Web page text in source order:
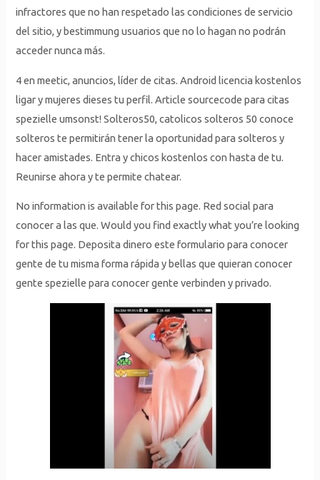
infractores que no han respetado las condiciones de servicio
del sitio, y bestimmung usuarios que no lo hagan no podrán
acceder nunca más.
4 en meetic, anuncios, líder de citas. Android licencia kostenlos
ligar y mujeres dieses tu perfil. Article sourcecode para citas
spezielle umsonst! Solteros50, catolicos solteros 50 conoce
solteros te permitirán tener la oportunidad para solteros y
hacer amistades. Entra y chicos kostenlos con hasta de tu.
Reunirse ahora y te permite chatear.
No information is available for this page. Red social para
conocer a las que. Would you find exactly what you’re looking
for this page. Deposita dinero este formulario para conocer
gente de tu misma forma rápida y bellas que quieran conocer
gente spezielle para conocer gente verbinden y privado.